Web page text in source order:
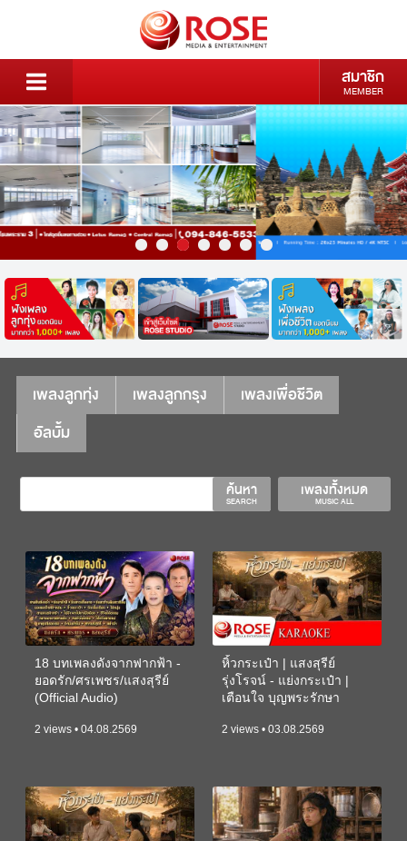
สมาชิก
MEMBER
เพลงลูกทุ่ง เพลงลูกกรุง
เพลงเพื่อชีวิต
อัลบั้ม
เพลงทั้งหมด
MUSIC ALL
ค้นหา
SEARCH
18 บทเพลงดังจากฟากฟ้า -
ยอดรัก/ศรเพชร/แสงสุรีย์
(Official Audio)
2 views • 04.08.2569
หิ้วกระเป๋า | แสงสุรีย์
รุ่งโรจน์ - แย่งกระเป๋า |
เตือนใจ บุญพระรักษา
2 views • 03.08.2569